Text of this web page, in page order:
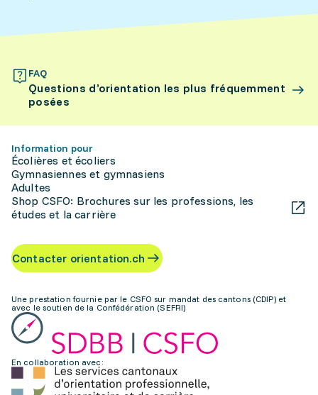
FAQ
Questions d’orientation les plus fréquemment
posées
Information pour
Écolières et écoliers
Gymnasiennes et gymnasiens
Adultes
Shop CSFO: Brochures sur les professions, les
études et la carrière
Contacter orientation.ch
Une prestation fournie par le CSFO sur mandat des cantons (CDIP) et
avec le soutien de la Confédération (SEFRI)
En collaboration avec: